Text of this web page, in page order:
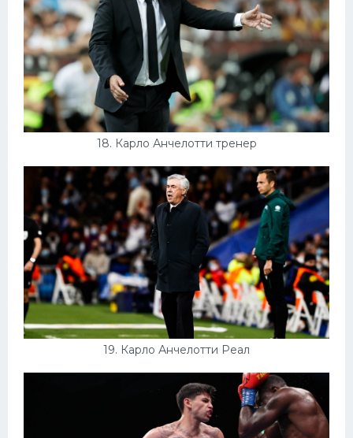
18. Карло Анчелотти тренер
19. Карло Анчелотти Реал